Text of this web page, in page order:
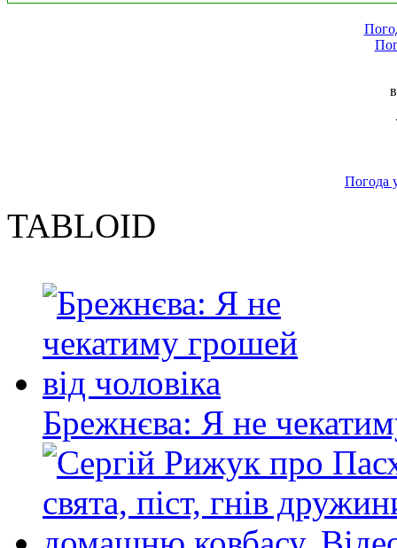
Погода
TABLOID
Брежнєва: Я не